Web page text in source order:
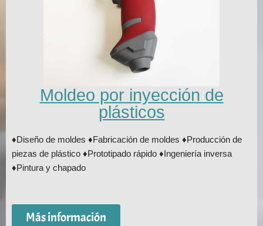
Moldeo por inyección de
plásticos
♦Diseño de moldes ♦Fabricación de moldes ♦Producción de
piezas de plástico ♦Prototipado rápido ♦Ingeniería inversa
♦Pintura y chapado
Más información